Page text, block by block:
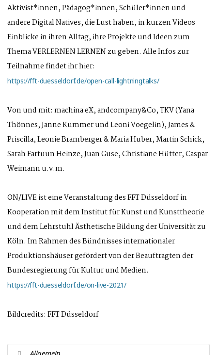
Aktivist*innen, Pädagog*innen, Schüler*innen und
andere Digital Natives, die Lust haben, in kurzen Videos
Einblicke in ihren Alltag, ihre Projekte und Ideen zum
Thema VERLERNEN LERNEN zu geben. Alle Infos zur
Teilnahme findet ihr hier:
https://fft-duesseldorf.de/open-call-lightningtalks/
Von und mit: machina eX, andcompany&Co, TKV (Yana
Thönnes, Janne Kummer und Leoni Voegelin), James &
Priscilla, Leonie Bramberger & Maria Huber, Martin Schick,
Sarah Fartuun Heinze, Juan Guse, Christiane Hütter, Caspar
Weimann u.v.m.
ON/LIVE ist eine Veranstaltung des FFT Düsseldorf in
Kooperation mit dem Institut für Kunst und Kunsttheorie
und dem Lehrstuhl Ästhetische Bildung der Universität zu
Köln. Im Rahmen des Bündnisses internationaler
Produktionshäuser gefördert von der Beauftragten der
Bundesregierung für Kultur und Medien.
https://fft-duesseldorf.de/on-live-2021/
Bildcredits: FFT Düsseldorf
Allgemein